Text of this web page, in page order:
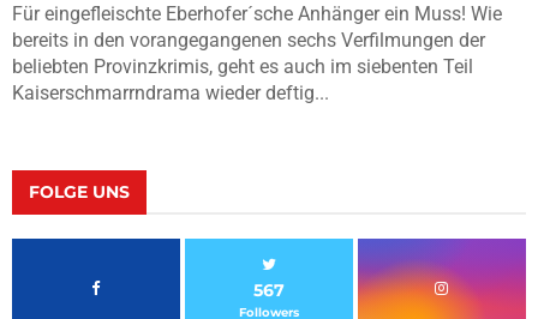
Für eingefleischte Eberhofer´sche Anhänger ein Muss! Wie
bereits in den vorangegangenen sechs Verfilmungen der
beliebten Provinzkrimis, geht es auch im siebenten Teil
Kaiserschmarrndrama wieder deftig...
FOLGE UNS
567
Followers